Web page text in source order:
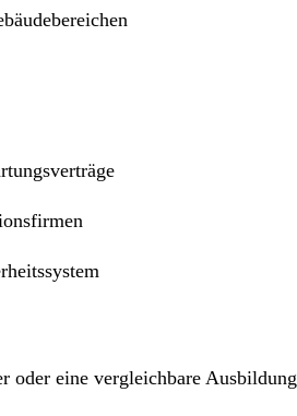
oder eine vergleichbare Ausbildung